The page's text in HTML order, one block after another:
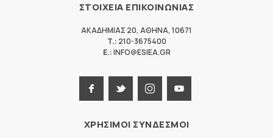
ΣΤΟΙΧΕΙΑ ΕΠΙΚΟΙΝΩΝΙΑΣ
ΑΚΑΔΗΜΙΑΣ 20, ΑΘΗΝΑ, 10671
T.: 210-3675400
E.:INFO@ESIEA.GR
ΧΡΗΣΙΜΟΙ ΣΥΝΔΕΣΜΟΙ